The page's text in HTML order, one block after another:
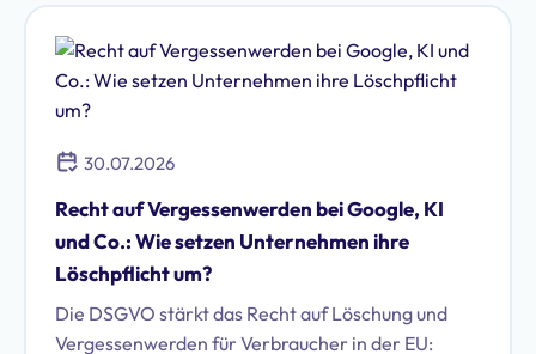
30.07.2026
Recht auf Vergessenwerden bei Google, KI
und Co.: Wie setzen Unternehmen ihre
Löschpflicht um?
Die DSGVO stärkt das Recht auf Löschung und
Vergessenwerden für Verbraucher in der EU: